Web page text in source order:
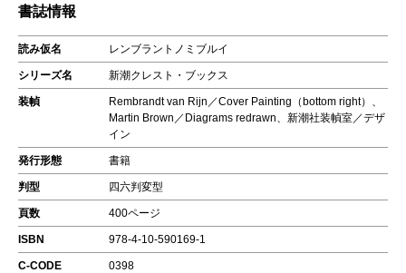
書誌情報
読み仮名 レンブラントノミブルイ
シリーズ名 新潮クレスト・ブックス
装幀
Rembrandt van Rijn／Cover Painting（bottom right）、
Martin Brown／Diagrams redrawn、新潮社装幀室／デザ
イン
発行形態 書籍
判型 四六判変型
頁数 400ページ
ISBN 978-4-10-590169-1
C-CODE 0398